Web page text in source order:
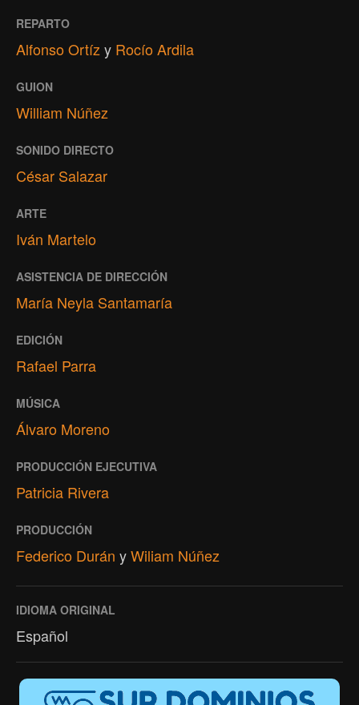
REPARTO
Alfonso Ortíz y Rocío Ardila
GUION
William Núñez
SONIDO DIRECTO
César Salazar
ARTE
Iván Martelo
ASISTENCIA DE DIRECCIÓN
María Neyla Santamaría
EDICIÓN
Rafael Parra
MÚSICA
Álvaro Moreno
PRODUCCIÓN EJECUTIVA
Patricia Rivera
PRODUCCIÓN
Federico Durán yWiliam Núñez
IDIOMA ORIGINAL
Español